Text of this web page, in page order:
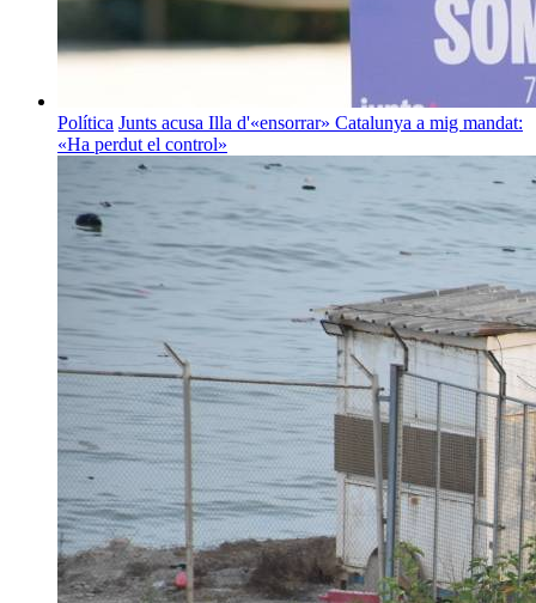
Política Junts acusa Illa d'«ensorrar» Catalunya a mig mandat:
«Ha perdut el control»